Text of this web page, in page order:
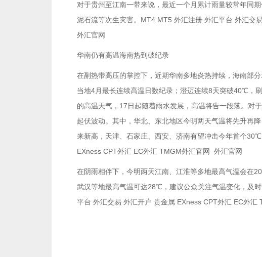
对于贵州至江南一带来说，最近一个月累计雨量较常年同
泥石流等次生灾害。MT4 MT5 外汇注册 外汇平台 外汇交
外汇官网
华南仍有高温海南热到破纪录
在副热带高压的掌控下，近期华南多地炎热持续，海南部
当地4月最长连续高温日数纪录；澄迈连续8天突破40℃，
的高温天气，17日起随着雨水发展，高温将告一段落。对
起伏波动。其中，华北、东北地区今明两天气温将先升再
来新高，天津、石家庄、西安、济南有望冲击今年首个
EXness CPT外汇 EC外汇 TMGM外汇官网 外汇官网
在阴雨相伴下，今明两天江南、江淮等多地最高气温会在
武汉等地最高气温可达28℃，建议公众关注气温变化，及
平台 外汇交易 外汇开户 贵金属 EXness CPT外汇 EC外汇